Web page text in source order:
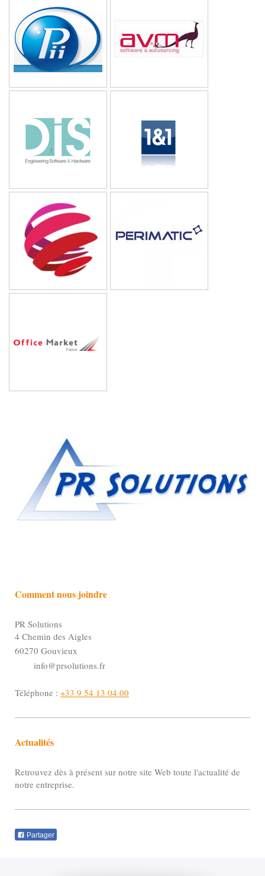
Comment nous joindre
PR Solutions
4 Chemin des Aigles
60270 Gouvieux
info@prsolutions.fr
Téléphone : +33 9 54 13 04 00
Actualités
Retrouvez dès à présent sur notre site Web toute l'actualité de
notre entreprise.
Partager